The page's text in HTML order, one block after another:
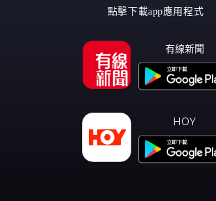
點擊下載app應用程式
有線新聞
HOY